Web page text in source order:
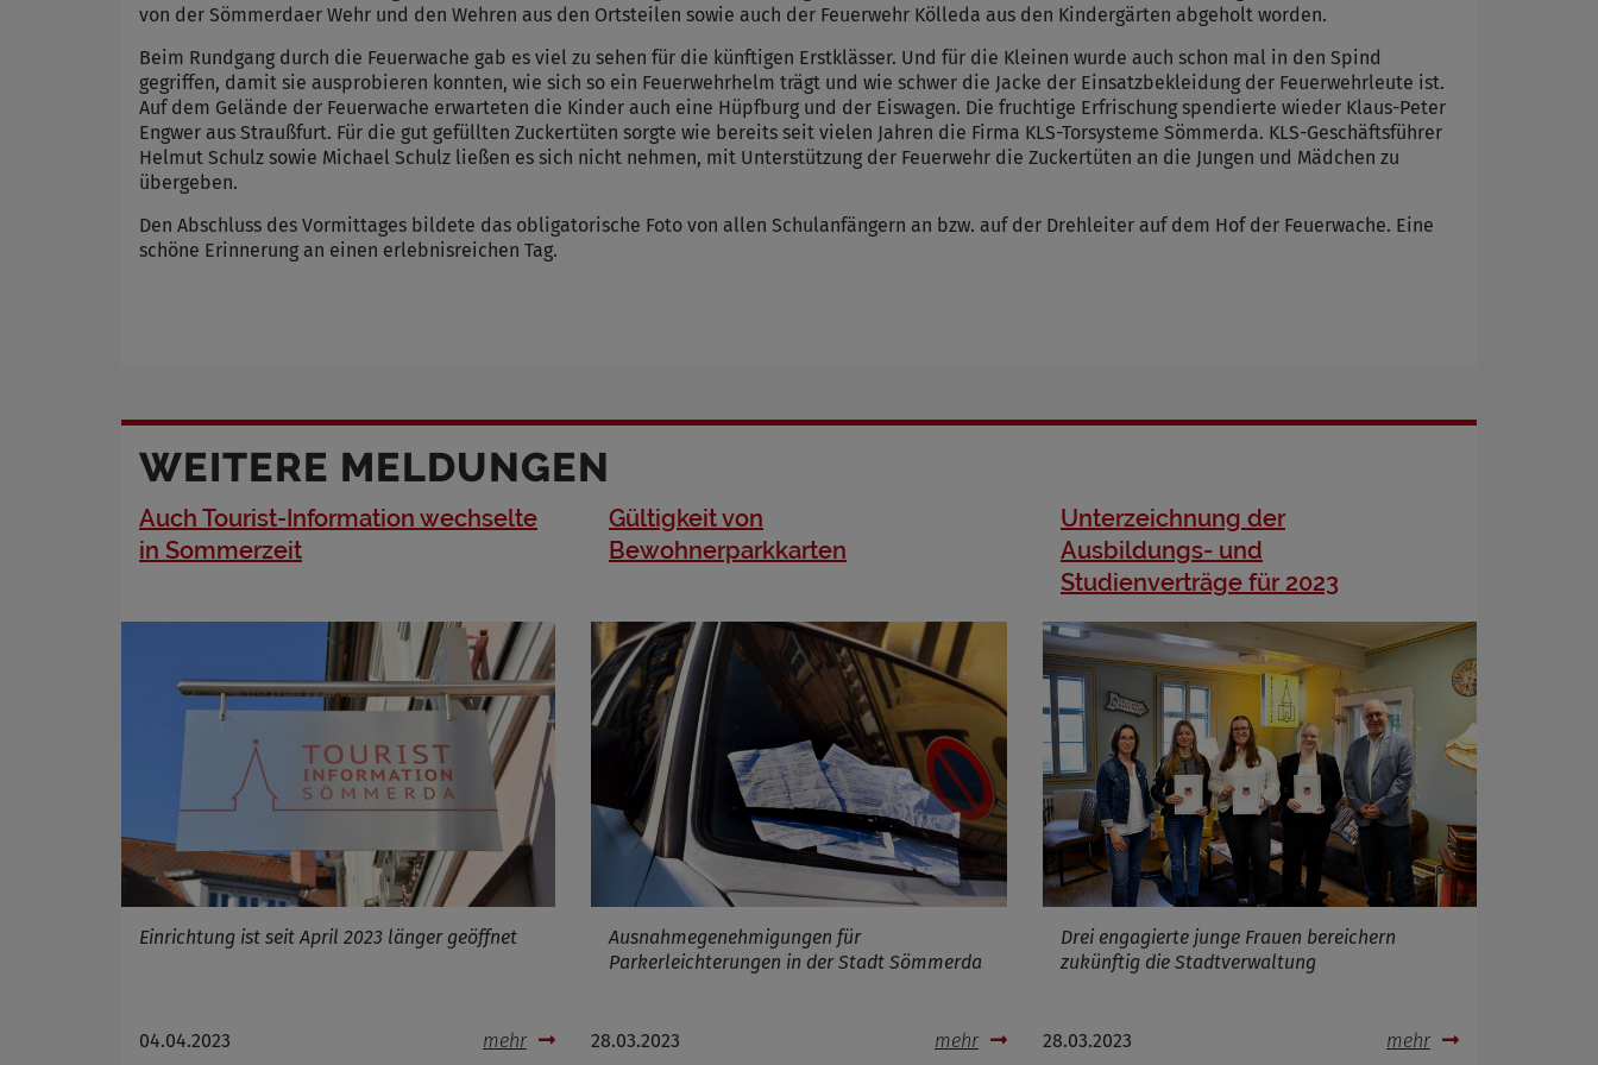
von der Sömmerdaer Wehr und den Wehren aus den Ortsteilen sowie auch der Feuerwehr Kölleda aus den Kindergärten abgeholt worden.
Beim Rundgang durch die Feuerwache gab es viel zu sehen für die künftigen Erstklässer. Und für die Kleinen wurde auch schon mal in den Spind
gegriffen, damit sie ausprobieren konnten, wie sich so ein Feuerwehrhelm trägt und wie schwer die Jacke der Einsatzbekleidung der Feuerwehrleute ist.
Auf dem Gelände der Feuerwache erwarteten die Kinder auch eine Hüpfburg und der Eiswagen. Die fruchtige Erfrischung spendierte wieder Klaus-Peter
Engwer aus Straußfurt. Für die gut gefüllten Zuckertüten sorgte wie bereits seit vielen Jahren die Firma KLS-Torsysteme Sömmerda. KLS-Geschäftsführer
Helmut Schulz sowie Michael Schulz ließen es sich nicht nehmen, mit Unterstützung der Feuerwehr die Zuckertüten an die Jungen und Mädchen zu
übergeben.
Den Abschluss des Vormittages bildete das obligatorische Foto von allen Schulanfängern an bzw. auf der Drehleiter auf dem Hof der Feuerwache. Eine
schöne Erinnerung an einen erlebnisreichen Tag.
WEITERE MELDUNGEN
Auch Tourist-Information wechselte
in Sommerzeit
Einrichtung ist seit April 2023 länger geöffnet
04.04.2023 mehr
Gültigkeit von
Bewohnerparkkarten
Ausnahmegenehmigungen für
Parkerleichterungen in der Stadt Sömmerda
28.03.2023 mehr
Unterzeichnung der
Ausbildungs- und
Studienverträge für 2023
Drei engagierte junge Frauen bereichern
zukünftig die Stadtverwaltung
28.03.2023 mehr
Zweck
Cookie Name
Cookie Laufzeit